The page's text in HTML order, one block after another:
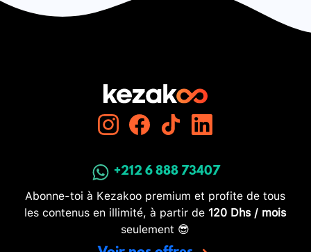
+212 6 888 73407
Abonne-toi à Kezakoo premium et profite de tous
les contenus en illimité, à partir de 120 Dhs / mois
seulement 😎